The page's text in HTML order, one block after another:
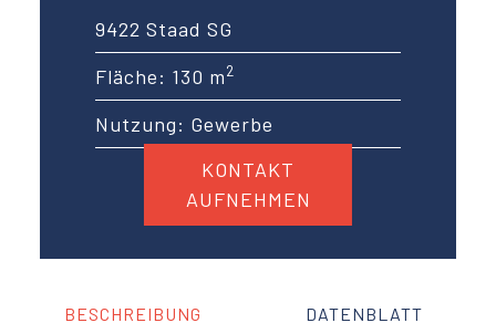
9422 Staad SG
Fläche: 130 m2
Nutzung: Gewerbe
KONTAKT
AUFNEHMEN
BESCHREIBUNG DATENBLATT